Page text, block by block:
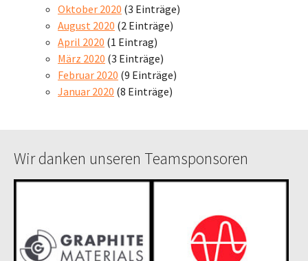
Oktober 2020 (3 Einträge)
August 2020 (2 Einträge)
April 2020 (1 Eintrag)
März 2020 (3 Einträge)
Februar 2020 (9 Einträge)
Januar 2020 (8 Einträge)
Wir danken unseren Teamsponsoren